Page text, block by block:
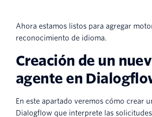
Ahora estamos listos para agregar
reconocimiento de idioma.
Creación de un
agente en
En este apartado veremos cómo crear
Dialogflow que interprete las